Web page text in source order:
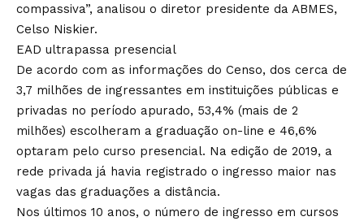
compassiva”, analisou o diretor presidente da ABMES,
Celso Niskier.
EAD ultrapassa presencial
De acordo com as informações do Censo, dos cerca de
3,7 milhões de ingressantes em instituições públicas e
privadas no período apurado, 53,4% (mais de 2
milhões) escolheram a graduação on-line e 46,6%
optaram pelo curso presencial. Na edição de 2019, a
rede privada já havia registrado o ingresso maior nas
vagas das graduações a distância.
Nos últimos 10 anos, o número de ingresso em cursos